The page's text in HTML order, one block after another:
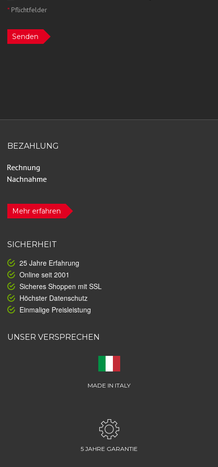
*Pflichtfelder
Senden
BEZAHLUNG
Mehr erfahren
SICHERHEIT
25 Jahre Erfahrung
Online seit 2001
Sicheres Shoppen mit SSL
Höchster Datenschutz
Einmalige Preisleistung
UNSER VERSPRECHEN
MADE IN ITALY
5 JAHRE GARANTIE